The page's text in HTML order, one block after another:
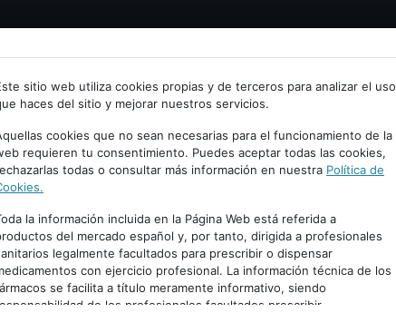
a psiquiatria.com
tu Email
o regístrate con tu email.
Cancelar
sitio web utiliza cookies propias y de terceros para analizar el uso
haces del sitio y mejorar nuestros servicios.
cookies que no sean necesarias para el funcionamiento de la
requieren tu consentimiento. Puedes aceptar todas las cookies,
todas o consultar más información en nuestra Política de
la información incluida en la Página Web está referida a
del mercado español y, por tanto, dirigida a profesionales
legalmente facultados para prescribir o dispensar
con ejercicio profesional. La información técnica de los
se facilita a título meramente informativo, siendo
de los profesionales facultados prescribir
PUBLICIDAD